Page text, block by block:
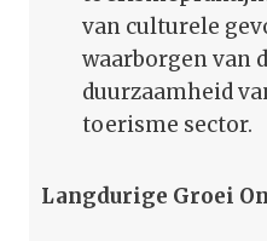
van culturele
waarborgen van
duurzaamheid
toerisme sector.
Langdurige Groei